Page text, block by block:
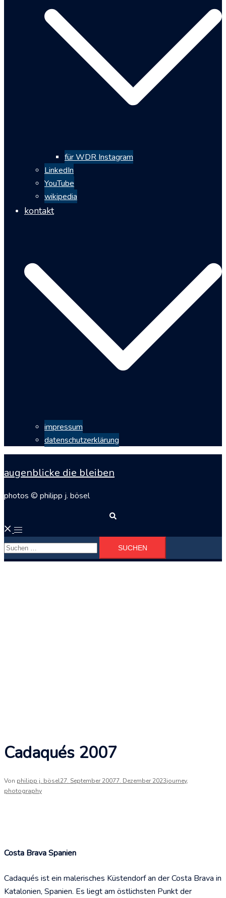
für WDR Instagram
LinkedIn
YouTube
wikipedia
kontakt
impressum
datenschutzerklärung
augenblicke die bleiben
photos © philipp j. bösel
Menü
umschalten
Suchen
nach:
Cadaqués 2007
Von philipp j. bösel27. September 20077. Dezember 2023journey,
photography
Costa Brava Spanien
Cadaqués ist ein malerisches Küstendorf an der Costa Brava in
Katalonien, Spanien. Es liegt am östlichsten Punkt der